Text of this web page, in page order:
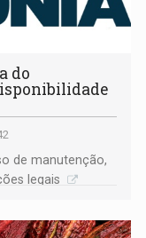
do
de manutenção,
legais